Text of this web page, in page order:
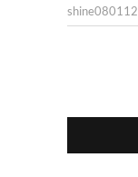
shine080112